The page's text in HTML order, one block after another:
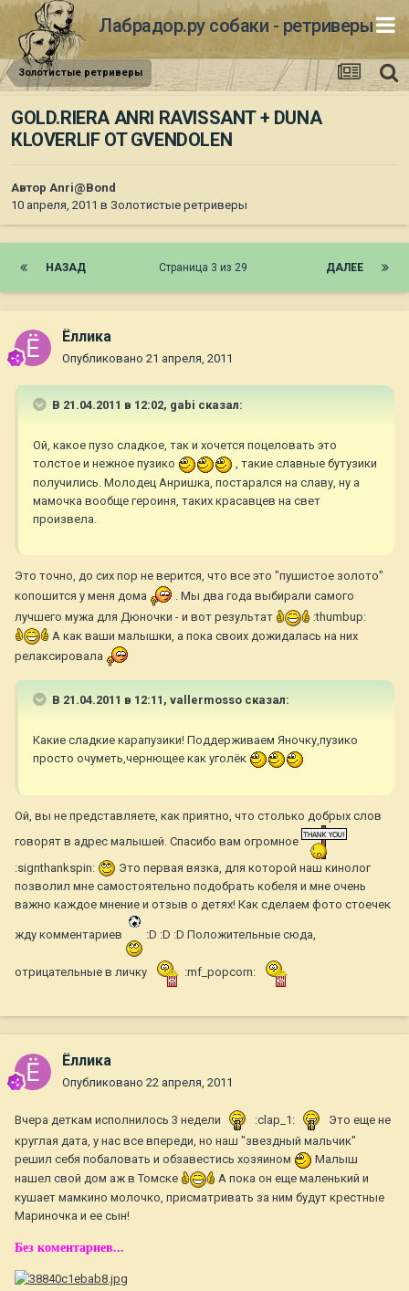
Лабрадор.ру собаки - ретриверы
Золотистые ретриверы
GOLD.RIERA ANRI RAVISSANT + DUNA
КLOVERLIF OT GVENDOLEN
Автор Anri@Bond
10 апреля, 2011 в Золотистые ретриверы
НАЗАД ДАЛЕЕ
Страница 3 из 29
Ёллика
Опубликовано 21 апреля, 2011
В 21.04.2011 в 12:02, gabi сказал:
Ой, какое пузо сладкое, так и хочется поцеловать это
толстое и нежное пузико
, такие славные бутузики
получились. Молодец Анришка, постарался на славу, ну а
мамочка вообще героиня, таких красавцев на свет
произвела.
Это точно, до сих пор не верится, что все это "пушистое золото"
копошится у меня дома
. Мы два года выбирали самого
лучшего мужа для Дюночки - и вот результат
:thumbup:
А как ваши малышки, а пока своих дожидалась на них
релаксировала
В 21.04.2011 в 12:11, vallermosso сказал:
Какие сладкие карапузики! Поддерживаем Яночку,пузико
просто очуметь,чернющее как уголёк
Ой, вы не представляете, как приятно, что столько добрых слов
говорят в адрес малышей. Спасибо вам огромное
:signthankspin:
Это первая вязка, для которой наш кинолог
позволил мне самостоятельно подобрать кобеля и мне очень
важно каждое мнение и отзыв о детях! Как сделаем фото стоечек
жду комментариев :D :D :D Положительные сюда,
отрицательные в личку :mf_popcorn:
Ёллика
Опубликовано 22 апреля, 2011
Вчера деткам исполнилось 3 недели :clap_1:
Это еще не
круглая дата, у нас все впереди, но наш "звездный мальчик"
решил себя побаловать и обзавестись хозяином
Малыш
нашел свой дом аж в Томске
А пока он еще маленький и
кушает мамкино молочко, присматривать за ним будут крестные
Мариночка и ее сын!
Без коментариев...